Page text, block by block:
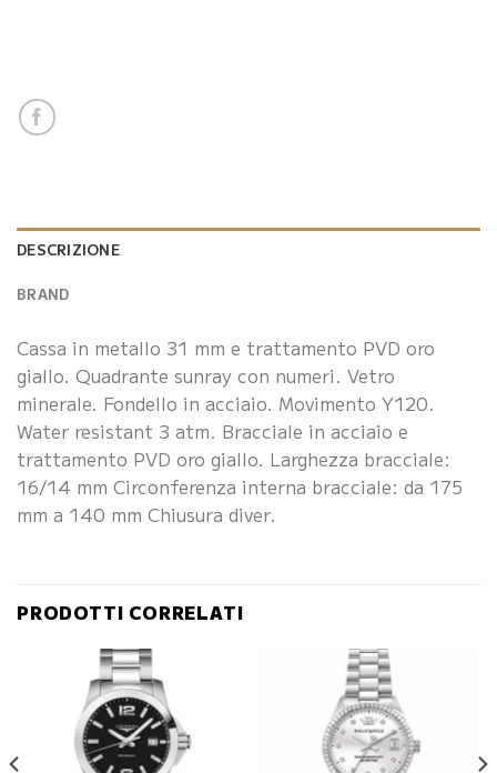
DESCRIZIONE
BRAND
Cassa in metallo 31 mm e trattamento PVD oro
giallo. Quadrante sunray con numeri. Vetro
minerale. Fondello in acciaio. Movimento Y120.
Water resistant 3 atm. Bracciale in acciaio e
trattamento PVD oro giallo. Larghezza bracciale:
16/14 mm Circonferenza interna bracciale: da 175
mm a 140 mm Chiusura diver.
PRODOTTI CORRELATI